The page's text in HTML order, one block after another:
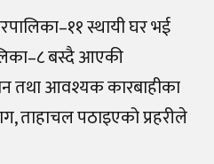
स्थायी घर भई
बस्दै आएकी
तथा आवश्यक कारबाहीका
ताहाचल पठाइएको प्रहरीले